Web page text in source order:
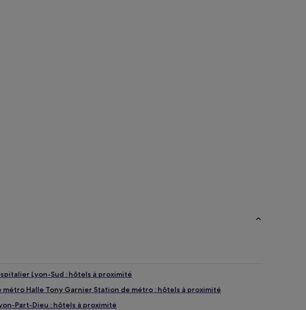
Lyon-Sud : hôtels à proximité
métro Halle Tony Garnier Station de métro : hôtels à proximité
Part-Dieu : hôtels à proximité